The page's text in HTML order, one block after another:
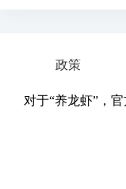
政策
对于“养龙虾”，